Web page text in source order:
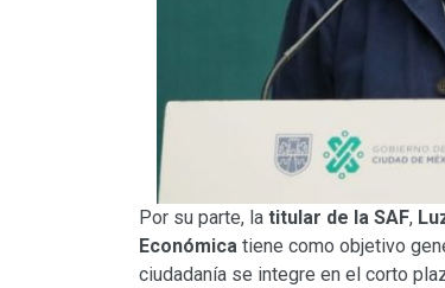
Por su parte, la titular de la SAF,
Económica tiene como objetivo
ciudadanía se integre en el corto